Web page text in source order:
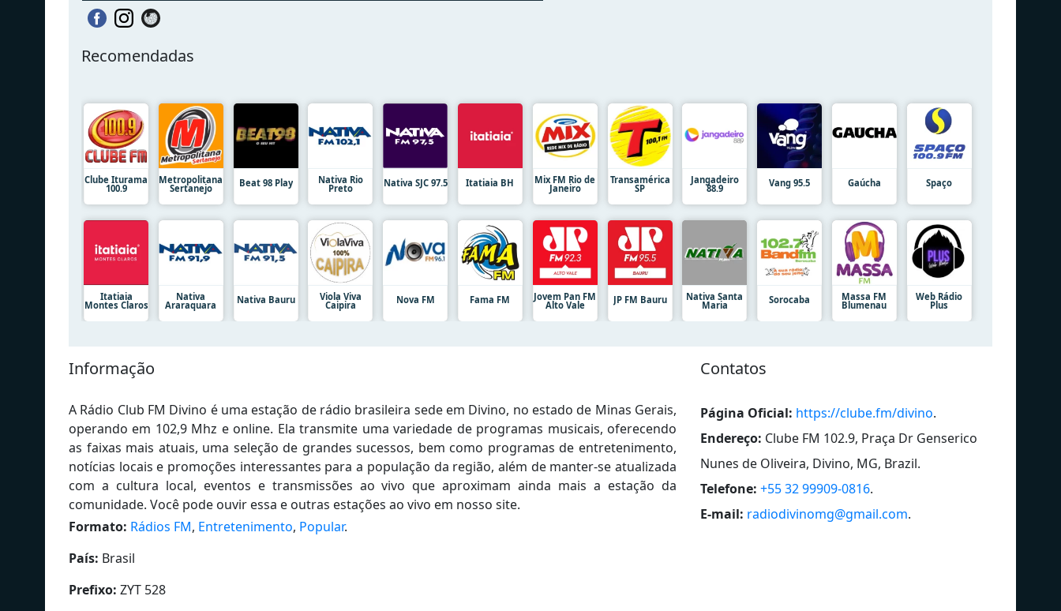
Recomendadas
Clube Iturama
100.9
Metropolitana
Sertanejo Beat 98 Play Nativa Rio
Preto Nativa SJC 97.5 Itatiaia BH Mix FM Rio de
Janeiro
Transamérica
SP
Jangadeiro
88.9 Vang 95.5 Gaúcha Spaço
Itatiaia
Montes Claros
Nativa
Araraquara Nativa Bauru Viola Viva
Caipira Nova FM Fama FM Jovem Pan FM
Alto Vale JP FM Bauru Nativa Santa
Maria Sorocaba Massa FM
Blumenau
Web Rádio
Plus
Informação
A Rádio Club FM Divino é uma estação de rádio brasileira sede em Divino, no estado de Minas Gerais,
operando em 102,9 Mhz e online. Ela transmite uma variedade de programas musicais, oferecendo
as faixas mais atuais, uma seleção de grandes sucessos, bem como programas de entretenimento,
notícias locais e promoções interessantes para a população da região, além de manter-se atualizada
com a cultura local, eventos e transmissões ao vivo que aproximam ainda mais a estação da
comunidade. Você pode ouvir essa e outras estações ao vivo em nosso site.
Formato: Rádios FM, Entretenimento, Popular.
País: Brasil
Prefixo: ZYT 528
Contatos
Página Oficial: https://clube.fm/divino.
Endereço: Clube FM 102.9, Praça Dr Genserico
Nunes de Oliveira, Divino, MG, Brazil.
Telefone: +55 32 99909-0816.
E-mail: radiodivinomg@gmail.com.